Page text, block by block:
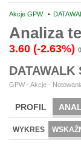
Akcje GPW •
Analiza
3.60 (-2.63%)
DATAWALK
GPW - Akcje -
PROFIL
WYCENA BR
WYKRES
793